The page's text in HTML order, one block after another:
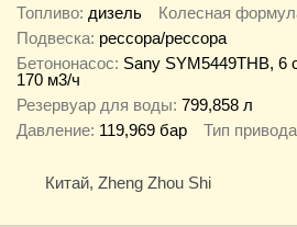
Топливо дизель Колесная
Подвеска рессора/рессора
Бетононасос Sany SYM5449THB, 6
170 м3/ч
Резервуар для воды 799,858 л
Давление 119,969 бар Тип привода
Китай, Zheng Zhou Shi